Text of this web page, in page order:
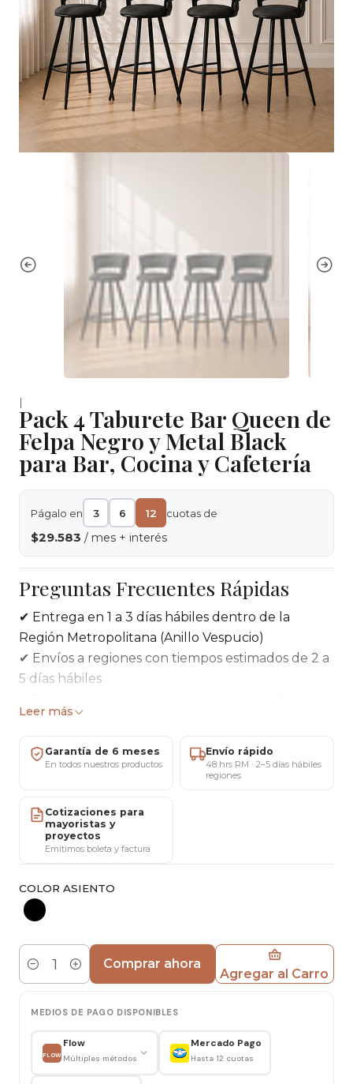
|
Pack 4 Taburete Bar Queen de
Felpa Negro y Metal Black
para Bar, Cocina y Cafetería
Págalo en 3 6 12 cuotas de
$29.583 / mes + interés
Preguntas Frecuentes Rápidas
✔ Entrega en 1 a 3 días hábiles dentro de la
Región Metropolitana (Anillo Vespucio)
✔ Envíos a regiones con tiempos estimados de 2 a
5 días hábiles
débito o transferencia bancaria
condiciones vigentes
✔ 6 meses de garantía por defectos de fabricación
✔ Showroom ubicado en San Miguel, Santiago
(atención con cita previa)
✔ Atención personalizada por WhatsApp o
teléfono: +56 9 5812 56898
✔ Factura y boleta disponibles para empresas y
particulares
✔ Cotizaciones especiales para compras mayoristas
y proyectos comerciales
diseño y estabilidad en una pieza ideal para barras,
Leer más
Garantía de 6 meses
En todos nuestros productos
Envío rápido
48 hrs RM · 2–5 días hábiles
regiones
Cotizaciones para
mayoristas y
proyectos
Emitimos boleta y factura
COLOR ASIENTO
Cantidad Agregar al Carro
Comprar ahora
MEDIOS DE PAGO DISPONIBLES
FLOW
Flow
Múltiples métodos
Mercado Pago
Hasta 12 cuotas